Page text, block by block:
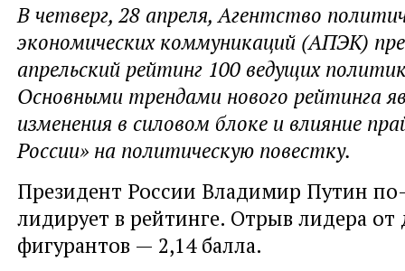
В четверг, 28 апреля, Агентство
экономических коммуникаций (АПЭК)
апрельский рейтинг 100 ведущих
Основными трендами нового рейтинга
изменения в силовом блоке и влияние
России» на политическую повестку.
Президент России Владимир Путин
лидирует в рейтинге. Отрыв лидера от
фигурантов — 2,14 балла.